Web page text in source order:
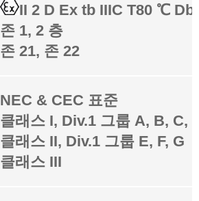
II 2 D Ex tb IIIC T80 ℃ Db
존 1, 2 층
존 21, 존 22
NEC & CEC 표준
클래스 I, Div.1 그룹 A, B, C,
클래스 II, Div.1 그룹 E, F, G
클래스 III